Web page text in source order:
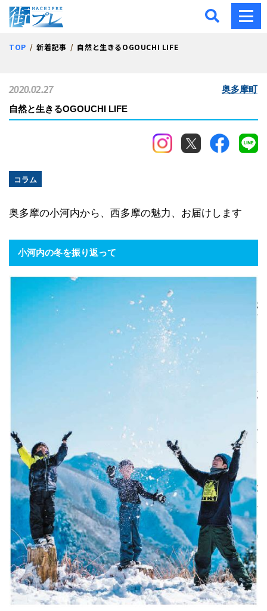
街プレ -東京・西多摩の
TOP 新着記事 自然と生きるOGOUCHI LIFE
自然と生きるOGOUCHI LIFE
コラム
2020.02.27 奥多摩町
奥多摩の小河内から、西多摩の魅力、お届けします
小河内の冬を振り返って